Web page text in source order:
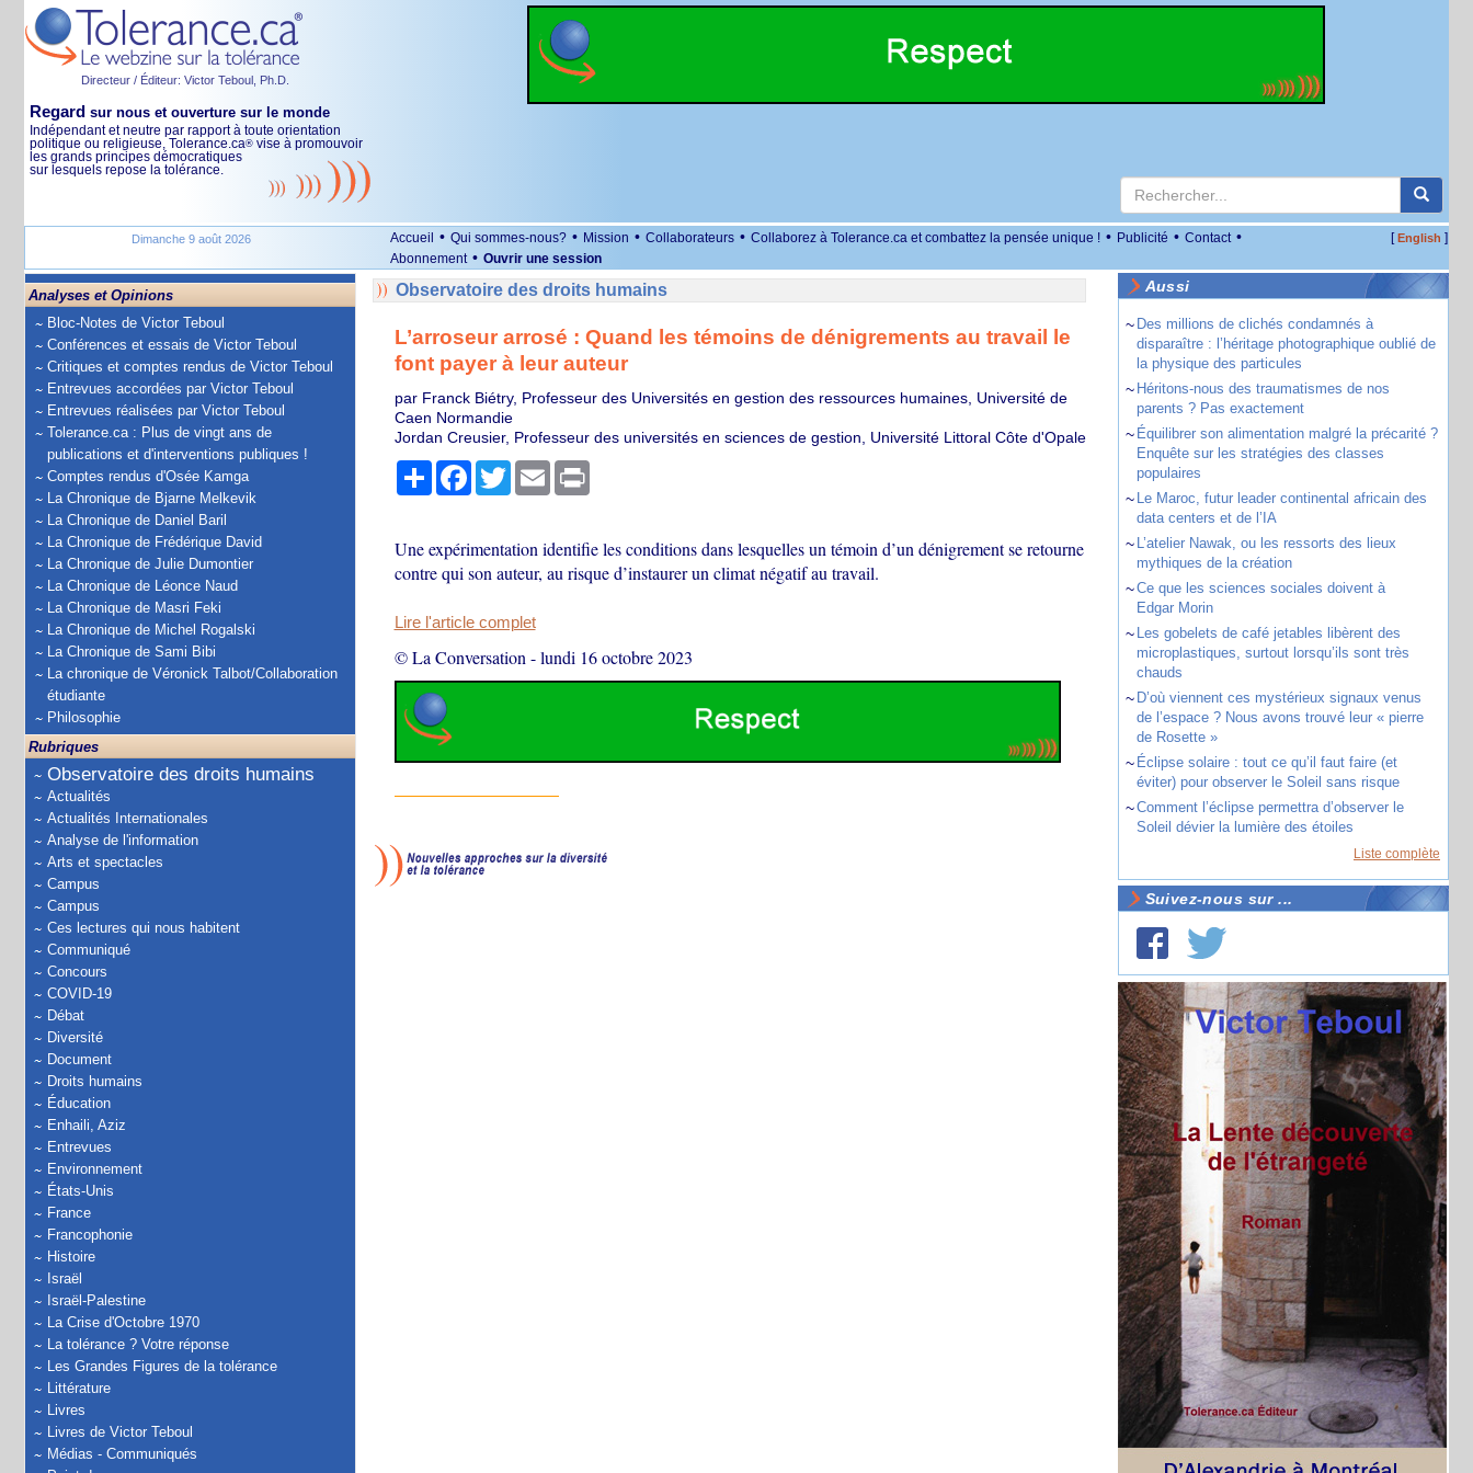
Directeur / Éditeur: Victor Teboul, Ph.D.
Regard sur nous et ouverture sur le monde
Indépendant et neutre par rapport à toute orientation
politique ou religieuse, Tolerance.ca® vise à promouvoir
les grands principes démocratiques
sur lesquels repose la tolérance.
Dimanche 9 août 2026 Accueil • Qui sommes-nous? • Mission • Collaborateurs • Collaborez à Tolerance.ca et combattez la pensée unique ! • Publicité • Contact •
Abonnement • Ouvrir une session
[English ]
Analyses et Opinions
Bloc-Notes de Victor Teboul
Conférences et essais de Victor Teboul
Critiques et comptes rendus de Victor Teboul
Entrevues accordées par Victor Teboul
Entrevues réalisées par Victor Teboul
Tolerance.ca : Plus de vingt ans de
publications et d'interventions publiques !
Comptes rendus d'Osée Kamga
La Chronique de Bjarne Melkevik
La Chronique de Daniel Baril
La Chronique de Frédérique David
La Chronique de Julie Dumontier
La Chronique de Léonce Naud
La Chronique de Masri Feki
La Chronique de Michel Rogalski
La Chronique de Sami Bibi
La chronique de Véronick Talbot/Collaboration
étudiante
Philosophie
Rubriques
Observatoire des droits humains
Actualités
Actualités Internationales
Analyse de l'information
Arts et spectacles
Campus
Campus
Ces lectures qui nous habitent
Communiqué
Concours
COVID-19
Débat
Diversité
Document
Droits humains
Éducation
Enhaili, Aziz
Entrevues
Environnement
États-Unis
France
Francophonie
Histoire
Israël
Israël-Palestine
La Crise d'Octobre 1970
La tolérance ? Votre réponse
Les Grandes Figures de la tolérance
Littérature
Livres
Livres de Victor Teboul
Médias - Communiqués
Observatoire des droits humains
L’arroseur arrosé : Quand les témoins de dénigrements au travail le
font payer à leur auteur
par Franck Biétry, Professeur des Universités en gestion des ressources humaines, Université de
Caen Normandie
Jordan Creusier, Professeur des universités en sciences de gestion, Université Littoral Côte d'Opale
PartagerFacebook
TwitterEmail Print
Une expérimentation identifie les conditions dans lesquelles un témoin d’un dénigrement se retourne
contre qui son auteur, au risque d’instaurer un climat négatif au travail.
Lire l'article complet
© La Conversation -lundi 16 octobre 2023
Aussi
~ Des millions de clichés condamnés à
disparaître : l’héritage photographique oublié de
la physique des particules
~ Héritons-nous des traumatismes de nos
parents ? Pas exactement
~ Équilibrer son alimentation malgré la précarité ?
Enquête sur les stratégies des classes
populaires
~ Le Maroc, futur leader continental africain des
data centers et de l’IA
~ L’atelier Nawak, ou les ressorts des lieux
mythiques de la création
~Ce que les sciences sociales doivent à
Edgar Morin
~ Les gobelets de café jetables libèrent des
microplastiques, surtout lorsqu’ils sont très
chauds
~ D’où viennent ces mystérieux signaux venus
de l’espace ? Nous avons trouvé leur « pierre
de Rosette »
~ Éclipse solaire : tout ce qu’il faut faire (et
éviter) pour observer le Soleil sans risque
~Comment l’éclipse permettra d’observer le
Soleil dévier la lumière des étoiles
Liste complète
Suivez-nous sur ...